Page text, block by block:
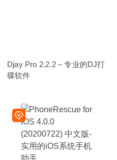
Djay Pro 2.2.2 – 专业的DJ打
碟软件